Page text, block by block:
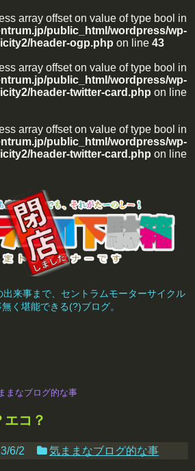
array offset on value of type bool in
public_html/wordpress/wp-
header-ogp.php on line 43
array offset on value of type bool in
public_html/wordpress/wp-
header-twitter-card.php on line
array offset on value of type bool in
public_html/wordpress/wp-
header-twitter-card.php on line
来事まで、セントラムモーターサイクル
く堪能できる(?)ブログ。
まなブログ的な事
コ？
6/2 気ままなブログ的な事